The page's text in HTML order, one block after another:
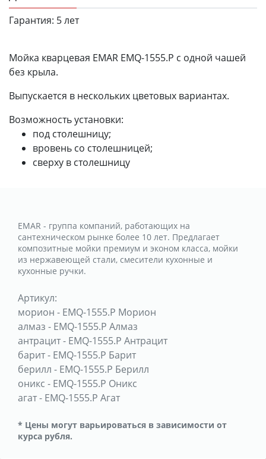
Гарантия: 5 лет
Мойка кварцевая EMAR EMQ-1555.P с одной чашей
без крыла.
Выпускается в нескольких цветовых вариантах.
Возможность установки:
под столешницу;
вровень со столешницей;
сверху в столешницу
EMAR - группа компаний, работающих на
сантехническом рынке более 10 лет. Предлагает
композитные мойки премиум и эконом класса, мойки
из нержавеющей стали, смесители кухонные и
кухонные ручки.
Артикул:
морион - EMQ-1555.P Морион
алмаз - EMQ-1555.P Алмаз
антрацит- EMQ-1555.P Антрацит
барит- EMQ-1555.P Барит
берилл - EMQ-1555.P Берилл
оникс - EMQ-1555.P Оникс
агат- EMQ-1555.P Агат
* Цены могут варьироваться в зависимости от
курса рубля.